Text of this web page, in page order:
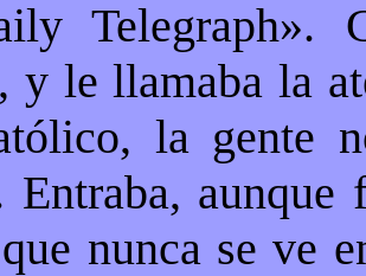
Telegraph».
y le llamaba la
la gente
Entraba, aunque
nunca se ve